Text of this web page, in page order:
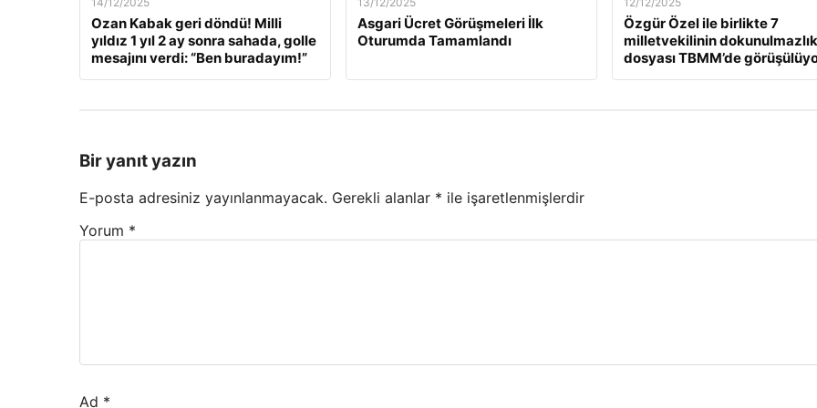
Ozan Kabak geri döndü! Milli
yıldız 1 yıl 2 ay sonra sahada, golle
mesajını verdi: “Ben buradayım!”
Asgari Ücret Görüşmeleri İlk
Oturumda Tamamlandı
Özgür Özel ile birlikte 7
milletvekilinin dokunulmazlık
dosyası TBMM’de
Bir yanıt yazın
E-posta adresiniz yayınlanmayacak. Gerekli alanlar * ile işaretlenmişlerdir
Yorum *
Ad *